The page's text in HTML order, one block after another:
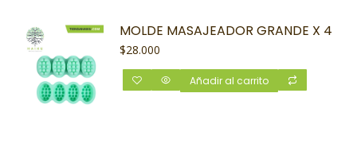
MOLDE MASAJEADOR GRANDE X 4
$28.000
Añadir al carrito